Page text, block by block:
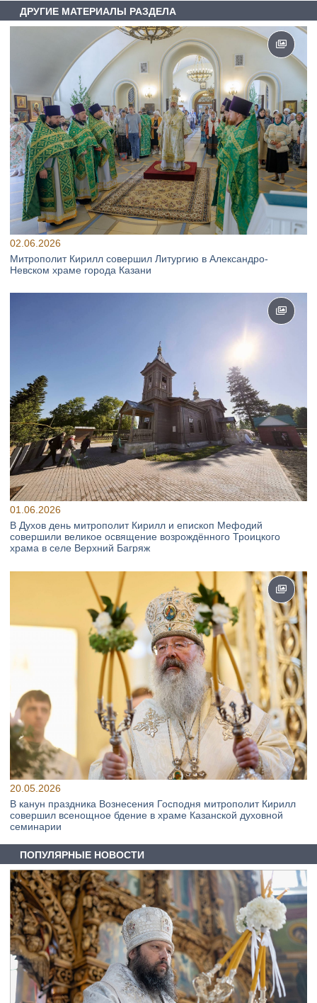
ДРУГИЕ МАТЕРИАЛЫ РАЗДЕЛА
02.06.2026
Митрополит Кирилл совершил Литургию в Александро-
Невском храме города Казани
01.06.2026
В Духов день митрополит Кирилл и епископ Мефодий
совершили великое освящение возрождённого Троицкого
храма в селе Верхний Багряж
20.05.2026
В канун праздника Вознесения Господня митрополит Кирилл
совершил всенощное бдение в храме Казанской духовной
семинарии
ПОПУЛЯРНЫЕ НОВОСТИ